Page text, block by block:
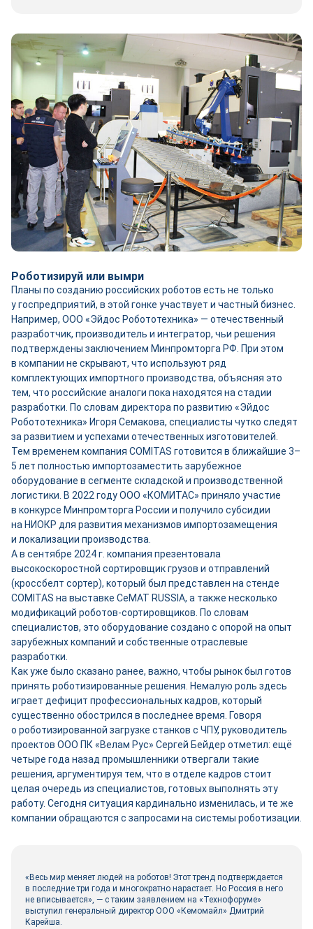
Роботизируй или вымри
Планы по созданию российских роботов есть не только
у госпредприятий, в этой гонке участвует и частный бизнес.
Например, ООО «Эйдос Робототехника» — отечественный
разработчик, производитель и интегратор, чьи решения
подтверждены заключением Минпромторга РФ. При этом
в компании не скрывают, что используют ряд
комплектующих импортного производства, объясняя это
тем, что российские аналоги пока находятся на стадии
разработки. По словам директора по развитию «Эйдос
Робототехника» Игоря Семакова, специалисты чутко следят
за развитием и успехами отечественных изготовителей.
Тем временем компания COMITAS готовится в ближайшие 3–
5 лет полностью импортозаместить зарубежное
оборудование в сегменте складской и производственной
логистики. В 2022 году ООО «КОМИТАС» приняло участие
в конкурсе Минпромторга России и получило субсидии
на НИОКР для развития механизмов импортозамещения
и локализации производства.
А в сентябре 2024 г. компания презентовала
высокоскоростной сортировщик грузов и отправлений
(кроссбелт сортер), который был представлен на стенде
COMITAS на выставке CeMAT RUSSIA, а также несколько
модификаций роботов-сортировщиков. По словам
специалистов, это оборудование создано с опорой на опыт
зарубежных компаний и собственные отраслевые
разработки.
Как уже было сказано ранее, важно, чтобы рынок был готов
принять роботизированные решения. Немалую роль здесь
играет дефицит профессиональных кадров, который
существенно обострился в последнее время. Говоря
о роботизированной загрузке станков с ЧПУ, руководитель
проектов ООО ПК «Велам Рус» Сергей Бейдер отметил: ещё
четыре года назад промышленники отвергали такие
решения, аргументируя тем, что в отделе кадров стоит
целая очередь из специалистов, готовых выполнять эту
работу. Сегодня ситуация кардинально изменилась, и те же
компании обращаются с запросами на системы роботизации.
«Весь мир меняет людей на роботов! Этот тренд подтверждается
в последние три года и многократно нарастает. Но Россия в него
не вписывается», — с таким заявлением на «Технофоруме»
выступил генеральный директор ООО «Кемомайл» Дмитрий
Карейша.